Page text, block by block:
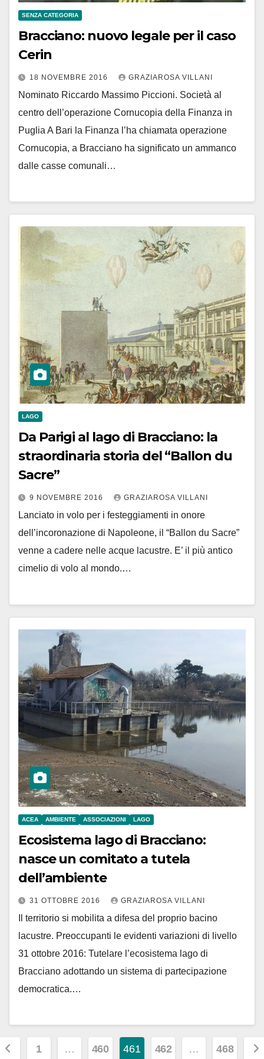
SENZA CATEGORIA
Bracciano: nuovo legale per il caso
Cerin
18 NOVEMBRE 2016 GRAZIAROSA VILLANI
Nominato Riccardo Massimo Piccioni. Società al
centro dell’operazione Cornucopia della Finanza in
Puglia A Bari la Finanza l’ha chiamata operazione
Cornucopia, a Bracciano ha significato un ammanco
dalle casse comunali…
LAGO
Da Parigi al lago di Bracciano: la
straordinaria storia del “Ballon du
Sacre”
9 NOVEMBRE 2016 GRAZIAROSA VILLANI
Lanciato in volo per i festeggiamenti in onore
dell’incoronazione di Napoleone, il “Ballon du Sacre”
venne a cadere nelle acque lacustre. E’ il più antico
cimelio di volo al mondo.…
ACEA AMBIENTE ASSOCIAZIONI LAGO
Ecosistema lago di Bracciano:
nasce un comitato a tutela
dell’ambiente
31 OTTOBRE 2016 GRAZIAROSA VILLANI
Il territorio si mobilita a difesa del proprio bacino
lacustre. Preoccupanti le evidenti variazioni di livello
31 ottobre 2016: Tutelare l’ecosistema lago di
Bracciano adottando un sistema di partecipazione
democratica.…
1 … 460 461 462 … 468